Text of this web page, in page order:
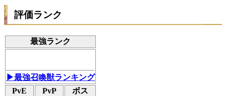
評価ランク
最強ランク
▶最強召喚獣ランキング
PvE
PvP ボス